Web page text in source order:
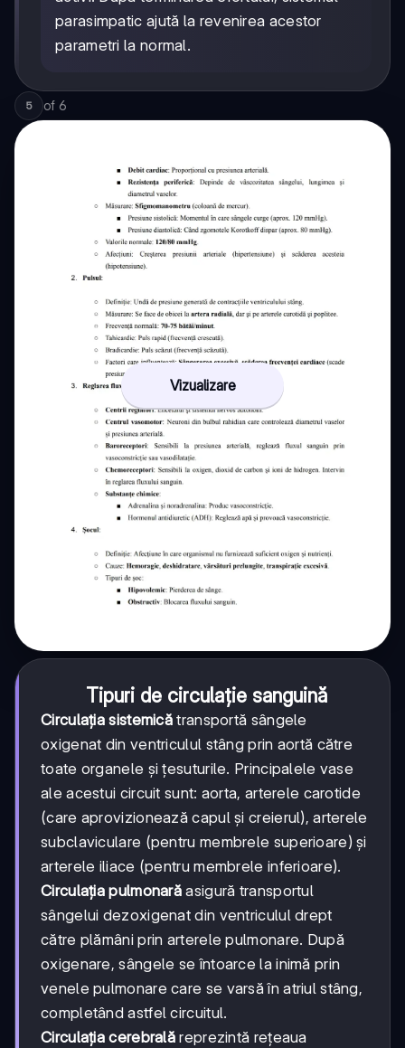
parasimpatic ajută la revenirea acestor
parametri la normal.
5 of 6
Vizualizare
Tipuri de circulație sanguină
Circulația sistemică transportă sângele
oxigenat din ventriculul stâng prin aortă către
toate organele și țesuturile. Principalele vase
ale acestui circuit sunt: aorta, arterele carotide
(care aprovizionează capul și creierul), arterele
subclaviculare (pentru membrele superioare) și
arterele iliace (pentru membrele inferioare).
Circulația pulmonară asigură transportul
sângelui dezoxigenat din ventriculul drept
către plămâni prin arterele pulmonare. După
oxigenare, sângele se întoarce la inimă prin
venele pulmonare care se varsă în atriul stâng,
completând astfel circuitul.
Circulația cerebrală reprezintă rețeaua